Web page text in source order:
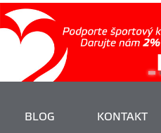
BLOG KONTAKT